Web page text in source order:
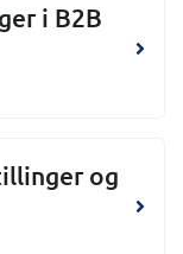
i B2B
og